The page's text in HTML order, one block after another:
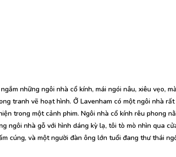
những ngôi nhà cổ kính, mái ngói nâu, xiêu vẹo,
tranh vẽ hoạt hình. Ở Lavenham có một ngôi nhà rất
trong một cảnh phim. Ngôi nhà cổ kính rêu phong
ngôi nhà gỗ với hình dáng kỳ lạ, tôi tò mò nhìn qua
cúng, và một người đàn ông lớn tuổi đang thư thái